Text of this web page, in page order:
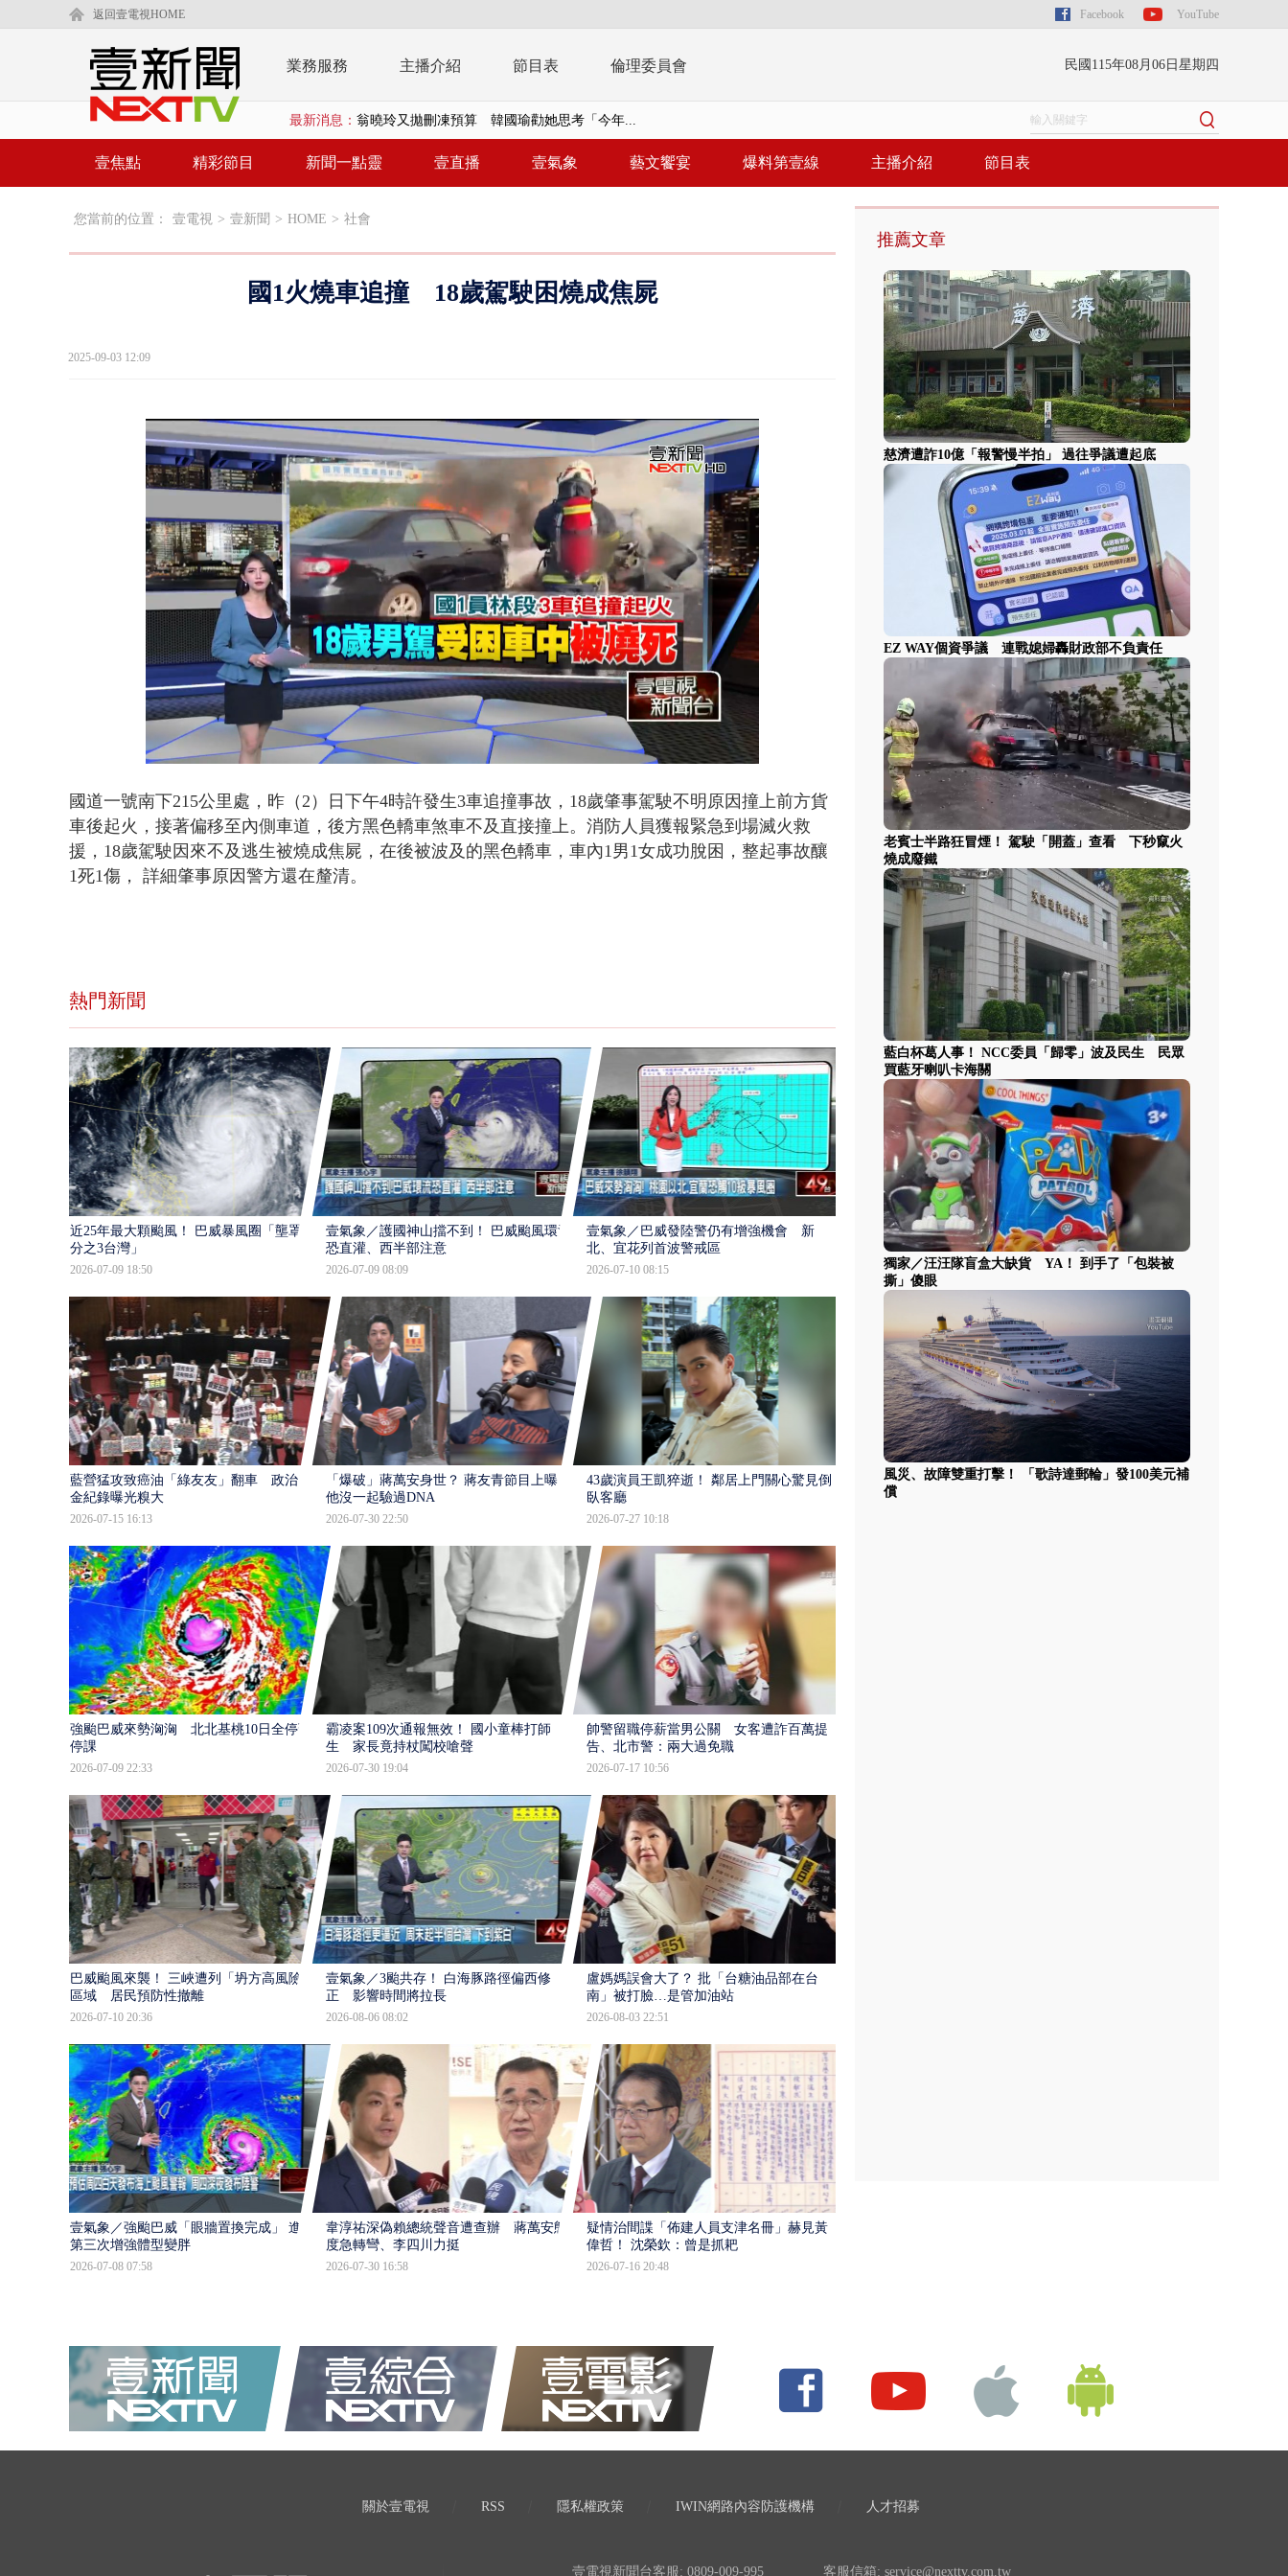
返回壹電視HOME Facebook YouTube
業務服務 主播介紹 節目表 倫理委員會 民國115年08月06日星期四
最新消息： 翁曉玲又拋刪凍預算 韓國瑜勸她思考「今年...
父親節泡湯？ 白海豚逼近「明恐海警」北台...
白海豚逼近...北市「颱風整備假」？ 蔣萬安...
利慾薰心！ 美女律師涉龐大洗錢鏈 通緝港...
壹焦點 精彩節目 新聞一點靈 壹直播 壹氣象 藝文饗宴 爆料第壹線 主播介紹 節目表
您當前的位置： 壹電視 > 壹新聞 > HOME > 社會
國1火燒車追撞 18歲駕駛困燒成焦屍
2025-09-03 12:09
Unmute Loaded:
43.85%
國道一號南下215公里處，昨（2）日下午4時許發生3車追撞事故，18歲肇事駕駛不明原因撞上前方貨
車後起火，接著偏移至內側車道，後方黑色轎車煞車不及 直接撞上。消防人員獲報緊急到場滅火救
援，18歲駕駛因來不及逃生被燒成焦屍，在後被波及 的黑色轎車，車內1男1女成功脫困，整起事故釀
1死1傷，
詳細肇事原因警方還在釐清。
熱門新聞
近25年最大顆颱風！ 巴威暴風圈「壟罩4
分之3台灣」
2026-07-09 18:50
壹氣象／護國神山擋不到！ 巴威颱風環流
恐直灌、西半部注意
2026-07-09 08:09
壹氣象／巴威發陸警仍有增強機會 新
北、宜花列首波警戒區
2026-07-10 08:15
藍營猛攻致癌油「綠友友」翻車 政治獻
金紀錄曝光糗大
2026-07-15 16:13
「爆破」蔣萬安身世？ 蔣友青節目上曝：
他沒一起驗過DNA
2026-07-30 22:50
43歲演員王凱猝逝！ 鄰居上門關心驚見倒
臥客廳
2026-07-27 10:18
強颱巴威來勢洶洶 北北基桃10日全停班
停課
2026-07-09 22:33
霸凌案109次通報無效！ 國小童棒打師
生 家長竟持杖闖校嗆聲
2026-07-30 19:04
帥警留職停薪當男公關 女客遭詐百萬提
告、北市警：兩大過免職
2026-07-17 10:56
巴威颱風來襲！ 三峽遭列「坍方高風險」
區域 居民預防性撤離
2026-07-10 20:36
壹氣象／3颱共存！ 白海豚路徑偏西修
正 影響時間將拉長
2026-08-06 08:02
盧媽媽誤會大了？ 批「台糖油品部在台
南」被打臉…是管加油站
2026-08-03 22:51
壹氣象／強颱巴威「眼牆置換完成」 進入
第三次增強體型變胖
2026-07-08 07:58
韋淳祐深偽賴總統聲音遭查辦 蔣萬安態
度急轉彎、李四川力挺
2026-07-30 16:58
疑情治間諜「佈建人員支津名冊」赫見黃
偉哲！ 沈榮欽：曾是抓耙
2026-07-16 20:48
推薦文章
慈濟遭詐10億「報警慢半拍」 過往爭議遭起底
EZ WAY個資爭議 連戰媳婦轟財政部不負責任
老賓士半路狂冒煙！ 駕駛「開蓋」查看 下秒竄火
燒成廢鐵
藍白杯葛人事！ NCC委員「歸零」波及民生 民眾
買藍牙喇叭卡海關
獨家／汪汪隊盲盒大缺貨 YA！ 到手了「包裝被
撕」傻眼
風災、故障雙重打擊！ 「歌詩達郵輪」發100美元補
償
關於壹電視 RSS 隱私權政策 IWIN網路內容防護機構 人才招募
壹電視新聞台客服: 0809-009-995 客服信箱: service@nexttv.com.tw